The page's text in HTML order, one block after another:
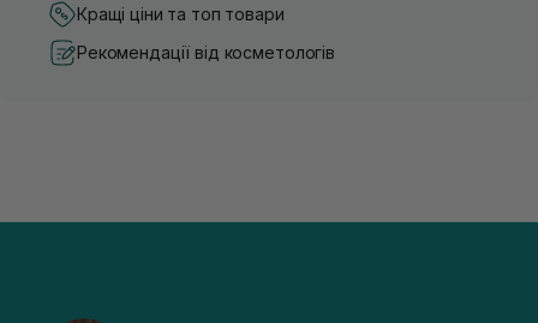
Кращі ціни та топ товари
Рекомендації від косметологів